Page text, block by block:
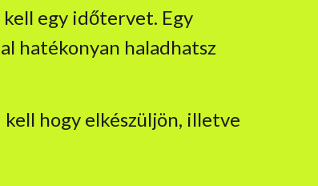
kell egy időtervet. Egy
hatékonyan haladhatsz
hogy elkészüljön, illetve